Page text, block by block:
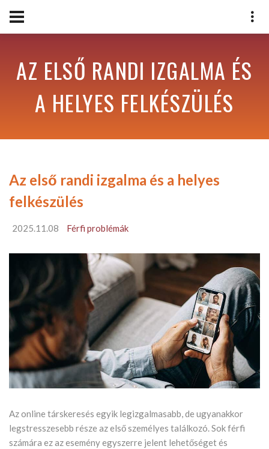
AZ ELSŐ RANDI IZGALMA ÉS
A HELYES FELKÉSZÜLÉS
Az első randi izgalma és a helyes
felkészülés
2025.11.08 Férfi problémák
Az online társkeresés egyik legizgalmasabb, de ugyanakkor
legstresszesebb része az első személyes találkozó. Sok férfi
számára ez az esemény egyszerre jelent lehetőséget és